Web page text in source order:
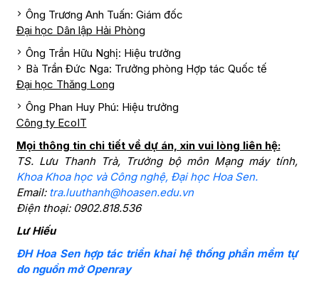
Ông Trương Anh Tuấn: Giám đốc
Đại học Dân lập Hải Phòng
Ông Trần Hữu Nghị: Hiệu trưởng
Bà Trần Đức Nga: Trưởng phòng Hợp tác Quốc tế
Đại học Thăng Long
Ông Phan Huy Phú: Hiệu trưởng
Công ty EcoIT
Mọi thông tin chi tiết về dự án, xin vui lòng liên hệ:
TS. Lưu Thanh Trà, Trưởng bộ môn Mạng máy tính,
Khoa Khoa học và Công nghệ, Đại học Hoa Sen.
Email: tra.luuthanh@hoasen.edu.vn
Điện thoại: 0902.818.536
Lư Hiếu
ĐH Hoa Sen hợp tác triển khai hệ thống phần mềm tự
do nguồn mở Openray